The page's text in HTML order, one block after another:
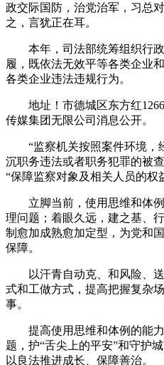
政交际国防，治党治军，习总
之，言犹正在耳。
本年，司法部统筹组织行政
履，既依法无效平等各类企业
各类企业违法违规行为。
地址！市德城区东方红1266
传媒集团无限公司消息公开。
“监察机关按照案件环境，
沉职务违法或者职务犯罪的被
“保障监察对象及相关人员的权
立脚当前，使用思维和体例
理问题；着眼久远，建之基、
制愈加成熟愈加定型，为党和
保障。
以汗青自动克、和风险、送
式和工做方式，提高把握复杂
事。
提高使用思维和体例的能力
题，护“舌尖上的平安”和守护
以良法推进成长、保障善治。